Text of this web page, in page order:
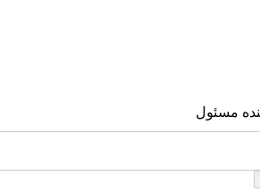
مسئول